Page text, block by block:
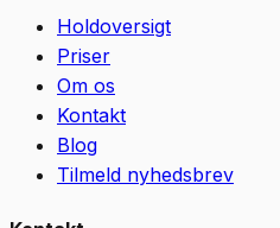
Holdoversigt
Priser
Om os
Kontakt
Blog
Tilmeld nyhedsbrev